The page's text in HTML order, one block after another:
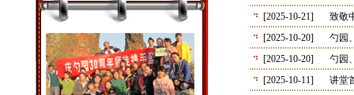
[2025-10-21]
致敬
[2025-10-20]
勺园
[2025-10-20]
勺园
[2025-10-11]
讲堂